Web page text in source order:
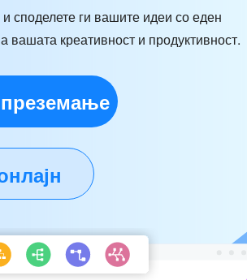
и споделете ги вашите идеи со еден
вашата креативност и продуктивност.